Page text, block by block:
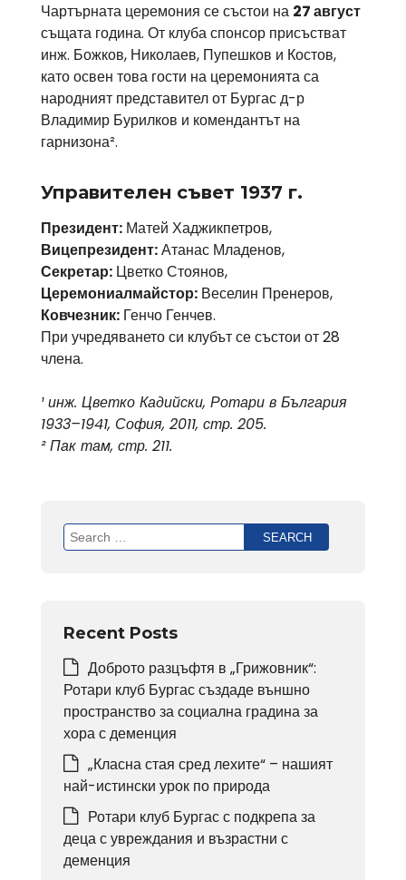
Чартърната церемония се състои на 27 август
същата година. От клуба спонсор присъстват
инж. Божков, Николаев, Пупешков и Костов,
като освен това гости на церемонията са
народният представител от Бургас д-р
Владимир Бурилков и комендантът на
гарнизона².
Управителен съвет 1937 г.
Президент:Матей Хаджикпетров,
Вицепрезидент:Атанас Младенов,
Секретар:Цветко Стоянов,
Церемониалмайстор:Веселин Пренеров,
Ковчезник:Генчо Генчев.
При учредяването си клубът се състои от 28
члена.
¹ инж. Цветко Кадийски, Ротари в България
1933–1941, София, 2011, стр. 205.
² Пак там, стр. 211.
Search
for:
Recent Posts
Доброто разцъфтя в „Грижовник“:
Ротари клуб Бургас създаде външно
пространство за социална градина за
хора с деменция
„Класна стая сред лехите“ – нашият
най-истински урок по природа
Ротари клуб Бургас с подкрепа за
деца с увреждания и възрастни с
деменция